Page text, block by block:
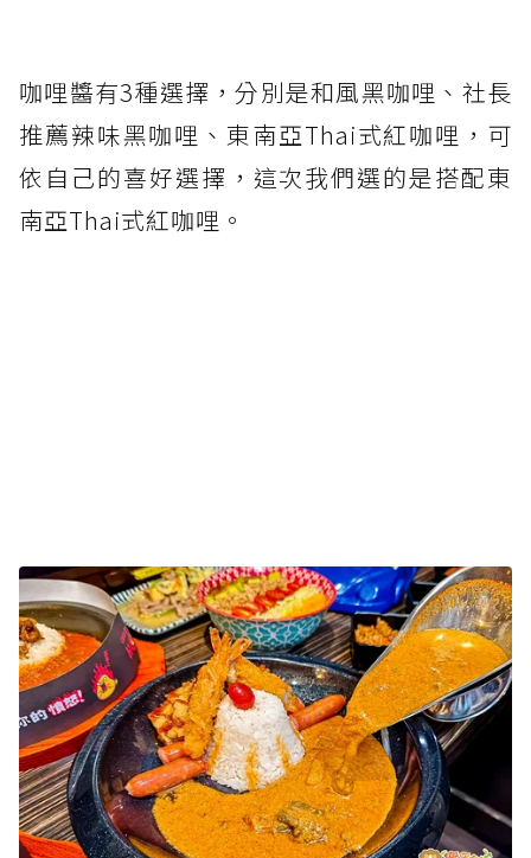
咖哩醬有3種選擇，分別是和風黑咖哩、社長
推薦辣味黑咖哩、東南亞Thai式紅咖哩，可
依自己的喜好選擇，這次我們選的是搭配東
南亞Thai式紅咖哩。